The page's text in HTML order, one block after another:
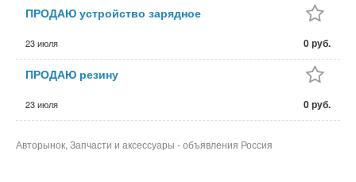
ПРОДАЮ устройство зарядное
23 июля 0 руб.
ПРОДАЮ резину
23 июля 0 руб.
Авторынок, Запчасти и аксессуары - объявления Россия